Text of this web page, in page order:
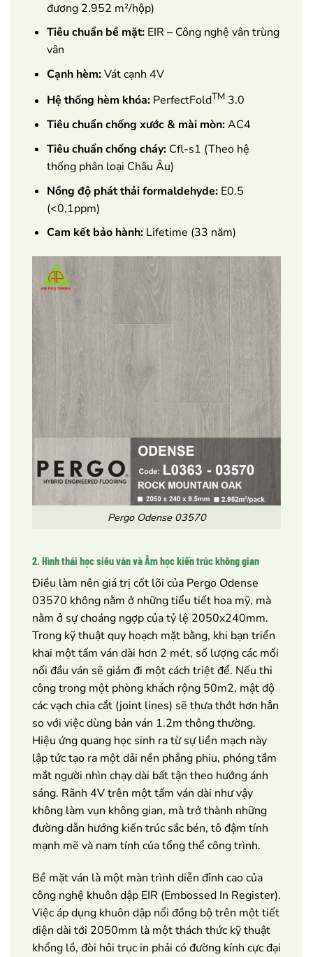
đương 2.952 m²/hộp)
Tiêu chuẩn bề mặt:EIR – Công nghệ vân trùng
vân
Cạnh hèm:Vát cạnh 4V
Hệ thống hèm khóa: PerfectFoldTM3.0
Tiêu chuẩn chống xước & mài mòn:AC4
Tiêu chuẩn chống cháy:Cfl-s1 (Theo hệ
thống phân loại Châu Âu)
Nồng độ phát thải formaldehyde:E0.5
(<0,1ppm)
Cam kết bảo hành:Lifetime (33 năm)
Pergo Odense 03570
2. Hình thái học siêu ván và Âm học kiến trúc không gian
Điều làm nên giá trị cốt lõi của Pergo Odense
03570 không nằm ở những tiểu tiết hoa mỹ, mà
nằm ở sự choáng ngợp của tỷ lệ 2050x240mm.
Trong kỹ thuật quy hoạch mặt bằng, khi bạn triển
khai một tấm ván dài hơn 2 mét, số lượng các mối
nối đầu ván sẽ giảm đi một cách triệt để. Nếu thi
công trong một phòng khách rộng 50m2, mật độ
các vạch chia cắt (joint lines) sẽ thưa thớt hơn hẳn
so với việc dùng bản ván 1.2m thông thường.
Hiệu ứng quang học sinh ra từ sự liền mạch này
lập tức tạo ra một dải nền phẳng phiu, phóng tầm
mắt người nhìn chạy dài bất tận theo hướng ánh
sáng. Rãnh 4V trên một tấm ván dài như vậy
không làm vụn không gian, mà trở thành những
đường dẫn hướng kiến trúc sắc bén, tô đậm tính
mạnh mẽ và nam tính của tổng thể công trình.
Bề mặt ván là một màn trình diễn đỉnh cao của
công nghệ khuôn dập EIR (Embossed In Register).
Việc áp dụng khuôn dập nổi đồng bộ trên một tiết
diện dài tới 2050mm là một thách thức kỹ thuật
khổng lồ, đòi hỏi trục in phải có đường kính cực đại